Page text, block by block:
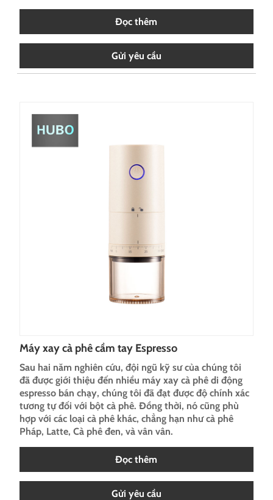
Đọc thêm
Gửi yêu cầu
Máy xay cà phê cầm tay Espresso
Sau hai năm nghiên cứu, đội ngũ kỹ sư của chúng tôi
đã được giới thiệu đến nhiều máy xay cà phê di động
espresso bán chạy, chúng tôi đã đạt được độ chính xác
tương tự đối với bột cà phê. Đồng thời, nó cũng phù
hợp với các loại cà phê khác, chẳng hạn như cà phê
Pháp, Latte, Cà phê đen, và vân vân.
Đọc thêm
Gửi yêu cầu